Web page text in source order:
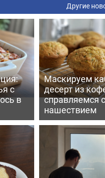
Другие
с
в
Маскируем
десерт из
справляемся
нашествием